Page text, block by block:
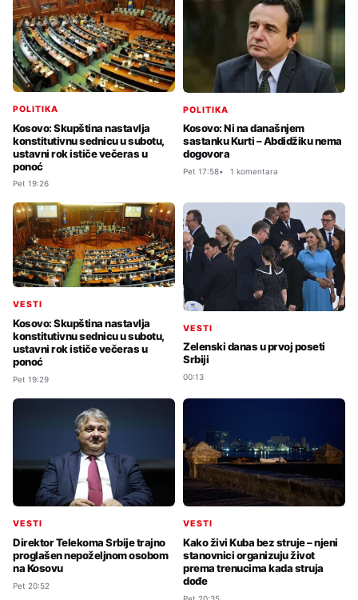
POLITIKA
Kosovo: Skupština nastavlja
konstitutivnu sednicu u subotu,
ustavni rok ističe večeras u
ponoć
Pet 19:26
POLITIKA
Kosovo: Ni na današnjem
sastanku Kurti – Abdidžiku nema
dogovora
Pet 17:58 1 komentara
VESTI
Kosovo: Skupština nastavlja
konstitutivnu sednicu u subotu,
ustavni rok ističe večeras u
ponoć
Pet 19:29
VESTI
Zelenski danas u prvoj poseti
Srbiji
00:13
VESTI
Direktor Telekoma Srbije trajno
proglašen nepoželjnom osobom
na Kosovu
Pet 20:52
VESTI
Kako živi Kuba bez struje – njeni
stanovnici organizuju život
prema trenucima kada struja
dođe